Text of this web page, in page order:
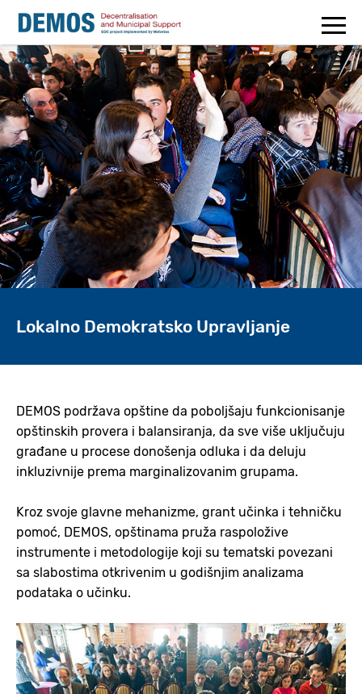
Lokalno Demokratsko Upravljanje
DEMOS podržava opštine da poboljšaju funkcionisanje
opštinskih provera i balansiranja, da sve više uključuju
građane u procese donošenja odluka i da deluju
inkluzivnije prema marginalizovanim grupama.
Kroz svoje glavne mehanizme, grant učinka i tehničku
pomoć, DEMOS, opštinama pruža raspoložive
instrumente i metodologije koji su tematski povezani
sa slabostima otkrivenim u godišnjim analizama
podataka o učinku.